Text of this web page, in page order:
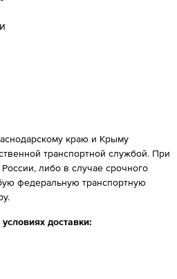
краю и Крыму
транспортной службой. При
либо в случае срочного
федеральную транспортную
доставки: